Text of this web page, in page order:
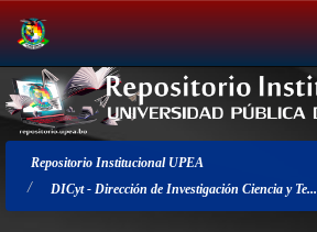
Salir
de
la
navegación
Repositorio Institucional UPEA
DICyt - Dirección de Investigación Ciencia y Te...